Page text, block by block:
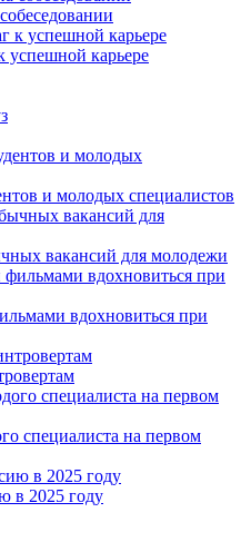
карьере
и молодых специалистов
вакансий для молодежи
вдохновиться при
специалиста на первом
в 2025 году